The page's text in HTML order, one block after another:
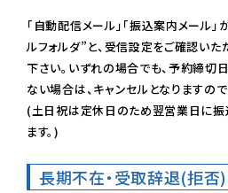
「自動配信メール」「振込案内メール
ルフォルダ”と、受信設定をご確認い
下さい。いずれの場合でも、予約締切
ない場合は、キャンセルとなりますの
(土日祝は定休日のため翌営業日に振
ます。)
長期不在・受取辞退(拒否